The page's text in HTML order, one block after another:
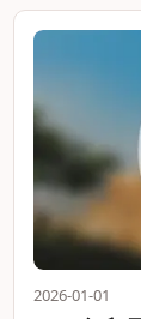
2026-01-01